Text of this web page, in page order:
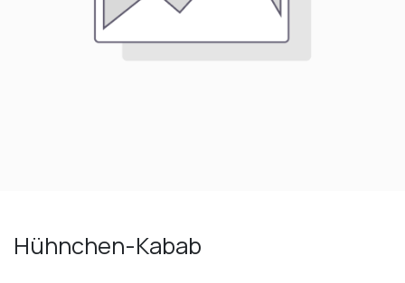
Hühnchen-Kabab